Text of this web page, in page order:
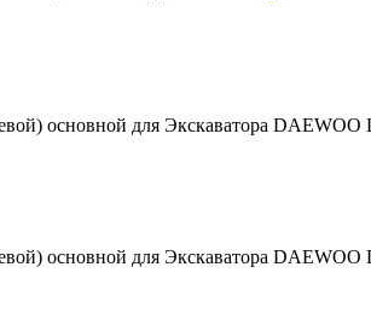
основной для Экскаватора
основной для Экскаватора